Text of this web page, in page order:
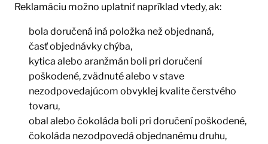
Reklamáciu možno uplatniť napríklad vtedy, ak:
bola doručená iná položka než objednaná,
časť objednávky chýba,
kytica alebo aranžmán boli pri doručení
poškodené, zvädnuté alebo v stave
nezodpovedajúcom obvyklej kvalite čerstvého
tovaru,
obal alebo čokoláda boli pri doručení poškodené,
čokoláda nezodpovedá objednanému druhu,